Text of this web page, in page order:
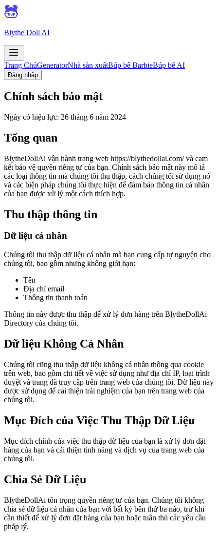
Blythe Doll AI
Trang ChủGeneratorNhà sản xuấtBúp bê BarbieBúp bê AI
Đăng nhập
Chính sách bảo mật
Ngày có hiệu lực: 26 tháng 6 năm 2024
Tổng quan
BlytheDollAi vận hành trang web https://blythedollai.com/ và cam
kết bảo vệ quyền riêng tư của bạn. Chính sách bảo mật này mô tả
các loại thông tin mà chúng tôi thu thập, cách chúng tôi sử dụng nó
và các biện pháp chúng tôi thực hiện để đảm bảo thông tin cá nhân
của bạn được xử lý một cách thích hợp.
Thu thập thông tin
Dữ liệu cá nhân
Chúng tôi thu thập dữ liệu cá nhân mà bạn cung cấp tự nguyện cho
chúng tôi, bao gồm nhưng không giới hạn:
Tên
Địa chỉ email
Thông tin thanh toán
Thông tin này được thu thập để xử lý đơn hàng trên BlytheDollAi
Directory của chúng tôi.
Dữ liệu Không Cá Nhân
Chúng tôi cũng thu thập dữ liệu không cá nhân thông qua cookie
trên web, bao gồm chi tiết về việc sử dụng như địa chỉ IP, loại trình
duyệt và trang đã truy cập trên trang web của chúng tôi. Dữ liệu này
được sử dụng để cải thiện trải nghiệm của bạn trên trang web của
chúng tôi.
Mục Đích của Việc Thu Thập Dữ Liệu
Mục đích chính của việc thu thập dữ liệu của bạn là xử lý đơn đặt
hàng của bạn và cải thiện tính năng và dịch vụ của trang web của
chúng tôi.
Chia Sẻ Dữ Liệu
BlytheDollAi tôn trọng quyền riêng tư của bạn. Chúng tôi không
chia sẻ dữ liệu cá nhân của bạn với bất kỳ bên thứ ba nào, trừ khi
cần thiết để xử lý đơn đặt hàng của bạn hoặc tuân thủ các yêu cầu
pháp lý.